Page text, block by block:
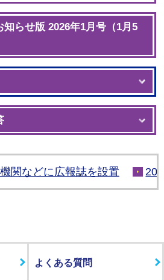
らせ版 2026年1月号（1月5
関などに広報誌を設置
よくある質問